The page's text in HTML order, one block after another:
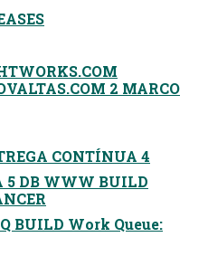
2 MARCO
CONTÍNUA 4
5 DB WWW BUILD
BUILD Work Queue: